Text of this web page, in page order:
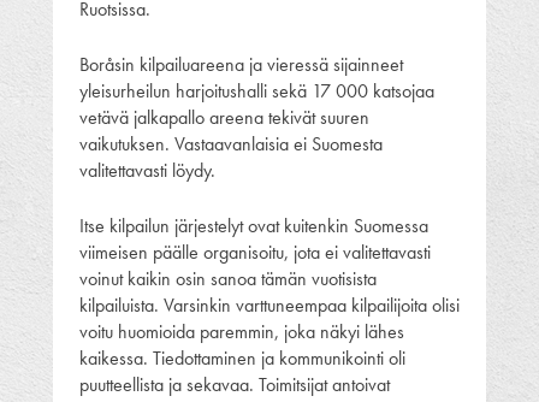
Ruotsissa.
Boråsin kilpailuareena ja vieressä sijainneet
yleisurheilun harjoitushalli sekä 17 000 katsojaa
vetävä jalkapallo areena tekivät suuren
vaikutuksen. Vastaavanlaisia ei Suomesta
valitettavasti löydy.
Itse kilpailun järjestelyt ovat kuitenkin Suomessa
viimeisen päälle organisoitu, jota ei valitettavasti
voinut kaikin osin sanoa tämän vuotisista
kilpailuista. Varsinkin varttuneempaa kilpailijoita olisi
voitu huomioida paremmin, joka näkyi lähes
kaikessa. Tiedottaminen ja kommunikointi oli
puutteellista ja sekavaa. Toimitsijat antoivat